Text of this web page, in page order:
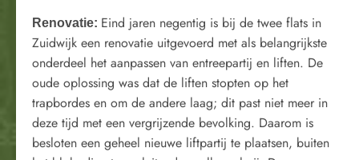
Renovatie: Eind jaren negentig is bij de twee flats in
Zuidwijk een renovatie uitgevoerd met als belangrijkste
onderdeel het aanpassen van entreepartij en liften. De
oude oplossing was dat de liften stopten op het
trapbordes en om de andere laag; dit past niet meer in
deze tijd met een vergrijzende bevolking. Daarom is
besloten een geheel nieuwe liftpartij te plaatsen, buiten